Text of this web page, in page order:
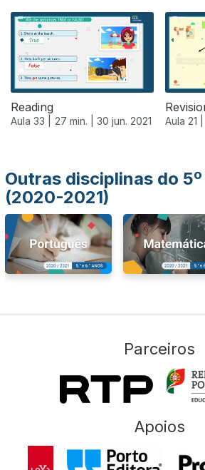
Reading
Aula 33 | 27 min. | 30 jun. 2021 Aula 21 |
556036
Outras disciplinas do
(2020-2021)
Parceiros
Apoios